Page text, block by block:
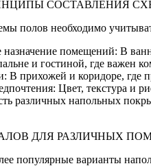
СОСТАВЛЕНИЯ
полов необходимо
помещений: В
и гостиной, где важен
В прихожей и коридоре, где
Цвет, текстура и
различных напольных
ДЛЯ РАЗЛИЧНЫХ
популярные варианты